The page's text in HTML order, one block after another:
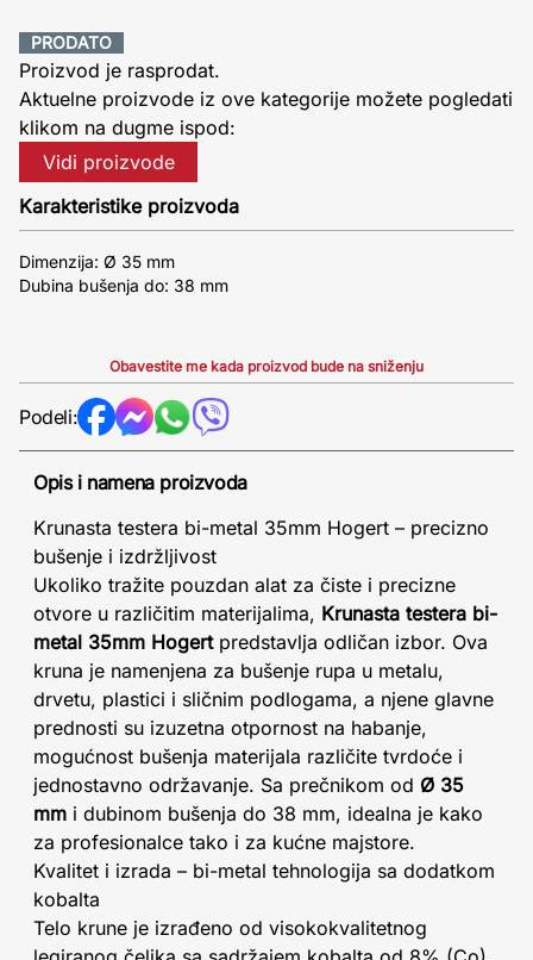
PRODATO
Proizvod je rasprodat.
Aktuelne proizvode iz ove kategorije možete pogledati
klikom na dugme ispod:
Vidi proizvode
Karakteristike proizvoda
Dimenzija: Ø 35 mm
Dubina bušenja do: 38 mm
Obavestite me kada proizvod bude na sniženju
Podeli:
Opis i namena proizvoda
Krunasta testera bi-metal 35mm Hogert – precizno
bušenje i izdržljivost
Ukoliko tražite pouzdan alat za čiste i precizne
otvore u različitim materijalima, Krunasta testera bi-
metal 35mm Hogertpredstavlja odličan izbor. Ova
kruna je namenjena za bušenje rupa u metalu,
drvetu, plastici i sličnim podlogama, a njene glavne
prednosti su izuzetna otpornost na habanje,
mogućnost bušenja materijala različite tvrdoće i
jednostavno održavanje. Sa prečnikom od Ø 35
mm i dubinom bušenja do 38 mm, idealna je kako
za profesionalce tako i za kućne majstore.
Kvalitet i izrada – bi-metal tehnologija sa dodatkom
kobalta
Telo krune je izrađeno od visokokvalitetnog